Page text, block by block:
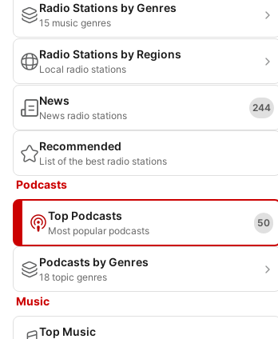
Radio Stations by Genres
15 music genres
Radio Stations by Regions
Local radio stations
News
News radio stations
244
Recommended
List of the best radio stations
Podcasts
Top Podcasts
Most popular podcasts
50
Podcasts by Genres
18 topic genres
Music
Top Music